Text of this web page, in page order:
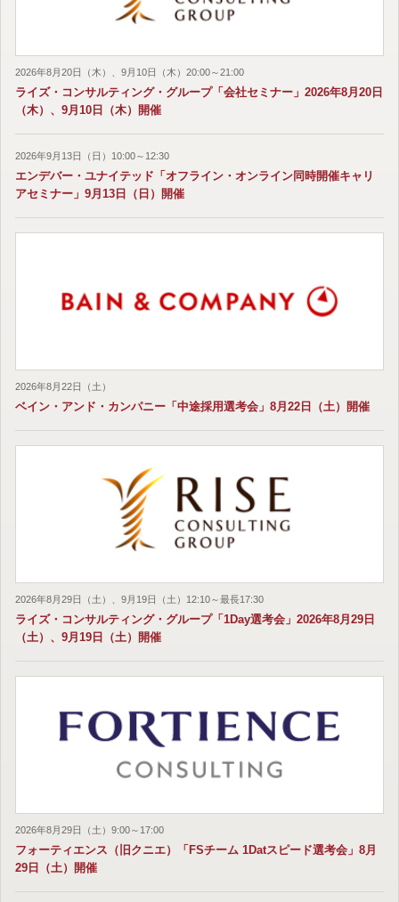
2026年8月20日（木）、9月10日（木）20:00～21:00
ライズ・コンサルティング・グループ「会社セミナー」2026年8月20日
（木）、9月10日（木）開催
2026年9月13日（日）10:00～12:30
エンデバー・ユナイテッド「オフライン・オンライン同時開催キャリ
アセミナー」9月13日（日）開催
2026年8月22日（土）
ベイン・アンド・カンパニー「中途採用選考会」8月22日（土）開催
2026年8月29日（土）、9月19日（土）12:10～最長17:30
ライズ・コンサルティング・グループ「1Day選考会」2026年8月29日
（土）、9月19日（土）開催
2026年8月29日（土）9:00～17:00
フォーティエンス（旧クニエ）「FSチーム 1Datスピード選考会」8月
29日（土）開催